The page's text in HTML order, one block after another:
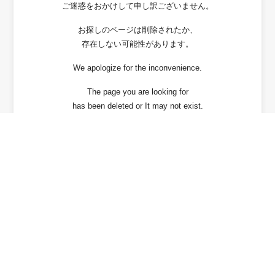
ご迷惑をおかけして申し訳ございません。
お探しのページは削除されたか、
存在しない可能性があります。
We apologize for the inconvenience.
The page you are looking for
has been deleted or It may not exist.